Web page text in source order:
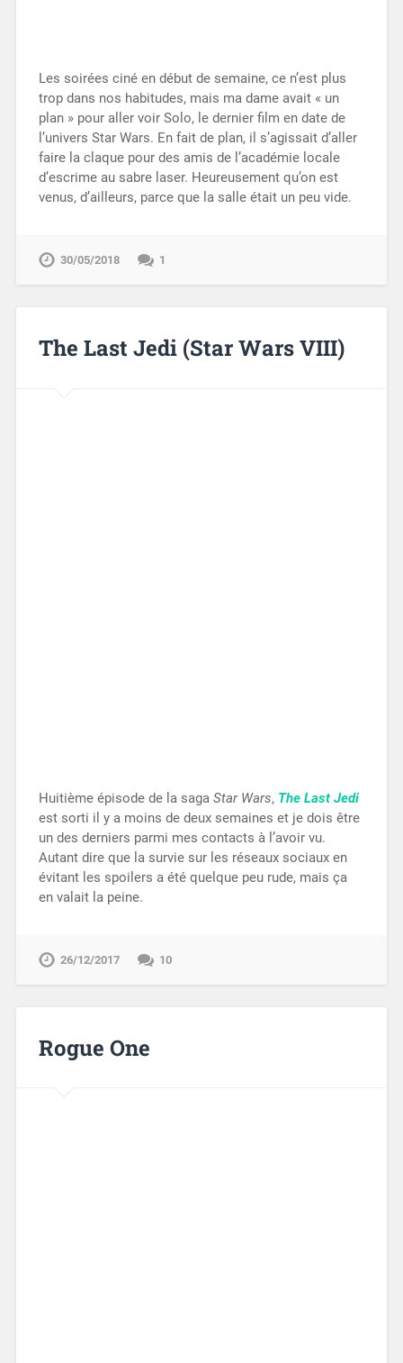
Les soirées ciné en début de semaine, ce n’est plus
trop dans nos habitudes, mais ma dame avait « un
plan » pour aller voir Solo, le dernier film en date de
l’univers Star Wars. En fait de plan, il s’agissait d’aller
faire la claque pour des amis de l’académie locale
d’escrime au sabre laser. Heureusement qu’on est
venus, d’ailleurs, parce que la salle était un peu vide.
30/05/2018 1
The Last Jedi (Star Wars VIII)
Huitième épisode de la saga Star Wars, The Last Jedi
est sorti il y a moins de deux semaines et je dois être
un des derniers parmi mes contacts à l’avoir vu.
Autant dire que la survie sur les réseaux sociaux en
évitant les spoilers a été quelque peu rude, mais ça
en valait la peine.
26/12/2017 10
Rogue One